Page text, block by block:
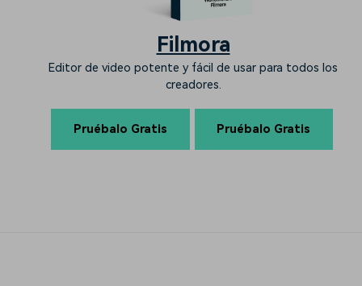
Filmora
Editor de video potente y fácil de usar para todos los
creadores.
Pruébalo Gratis Pruébalo Gratis